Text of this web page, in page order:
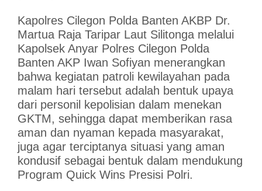
Kapolres Cilegon Polda Banten AKBP Dr.
Martua Raja Taripar Laut Silitonga melalui
Kapolsek Anyar Polres Cilegon Polda
Banten AKP Iwan Sofiyan menerangkan
bahwa kegiatan patroli kewilayahan pada
malam hari tersebut adalah bentuk upaya
dari personil kepolisian dalam menekan
GKTM, sehingga dapat memberikan rasa
aman dan nyaman kepada masyarakat,
juga agar terciptanya situasi yang aman
kondusif sebagai bentuk dalam mendukung
Program Quick Wins Presisi Polri.